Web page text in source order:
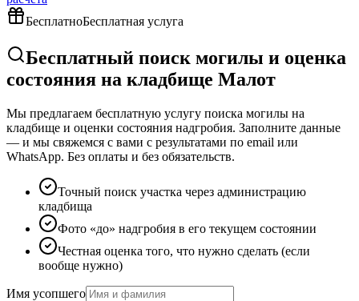
БесплатноБесплатная услуга
Бесплатный поиск могилы и оценка
состояния на кладбище Малот
Мы предлагаем бесплатную услугу поиска могилы на
кладбище и оценки состояния надгробия. Заполните данные
— и мы свяжемся с вами с результатами по email или
WhatsApp. Без оплаты и без обязательств.
Точный поиск участка через администрацию
кладбища
Фото «до» надгробия в его текущем состоянии
Честная оценка того, что нужно сделать (если
вообще нужно)
Имя усопшего